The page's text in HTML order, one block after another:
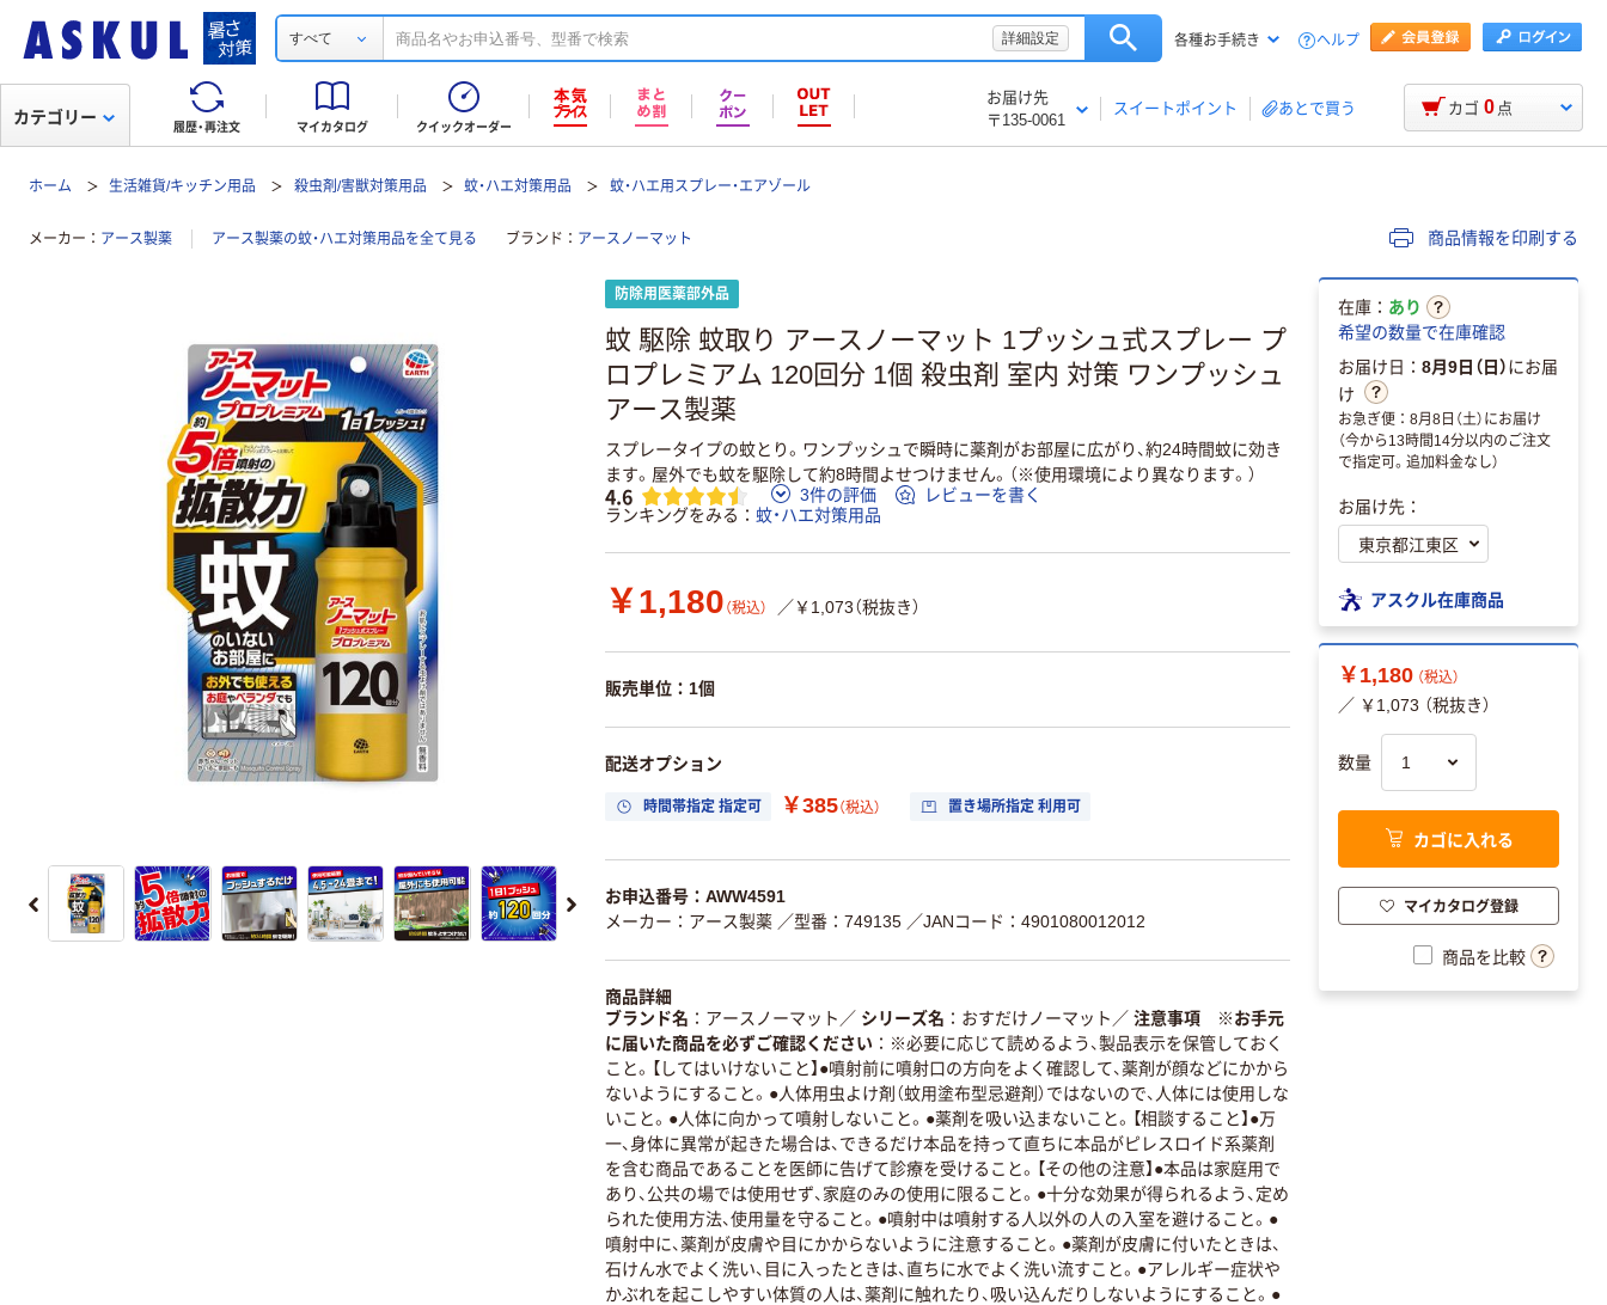
すべて 詳細設定 各種お手続き ヘルプ
履歴・再注文 マイカタログ クイックオーダー
お届け先
〒135-0061
スイートポイント あとで買う
カテゴリー カゴ 0 点
ホーム 生活雑貨/キッチン用品 殺虫剤/害獣対策用品 蚊・ハエ対策用品 蚊・ハエ用スプレー・エアゾール
メーカー アース製薬 アース製薬の蚊・ハエ対策用品を全て見る ブランド アースノーマット 商品情報を印刷する
防除用医薬部外品
蚊 駆除 蚊取り アースノーマット 1プッシュ式スプレー プ
ロプレミアム 120回分 1個 殺虫剤 室内 対策 ワンプッシュ
アース製薬
スプレータイプの蚊とり。ワンプッシュで瞬時に薬剤がお部屋に広がり、約24時間蚊に効き
ます。屋外でも蚊を駆除して約8時間よせつけません。（※使用環境により異なります。）
4.6 3件の評価
レビューを書く
ランキングをみる
蚊・ハエ対策用品
￥1,180 （税込） ／￥1,073（税抜き）
販売単位：1個
配送オプション
時間帯指定 指定可 ￥385（税込） 置き場所指定 利用可
お申込番号：AWW4591
メーカー：アース製薬 ／型番：749135 ／JANコード：4901080012012
商品詳細
ブランド名
アースノーマット ／ シリーズ名 おすだけノーマット ／ 注意事項 ※お手元
に届いた商品を必ずご確認ください
※必要に応じて読めるよう、製品表示を保管しておく
こと。【してはいけないこと】●噴射前に噴射口の方向をよく確認して、薬剤が顔などにかから
ないようにすること。●人体用虫よけ剤（蚊用塗布型忌避剤）ではないので、人体には使用しな
いこと。●人体に向かって噴射しないこと。●薬剤を吸い込まないこと。【相談すること】●万
一、身体に異常が起きた場合は、できるだけ本品を持って直ちに本品がピレスロイド系薬剤
を含む商品であることを医師に告げて診療を受けること。【その他の注意】●本品は家庭用で
あり、公共の場では使用せず、家庭のみの使用に限ること。●十分な効果が得られるよう、定め
られた使用方法、使用量を守ること。●噴射中は噴射する人以外の人の入室を避けること。●
噴射中に、薬剤が皮膚や目にかからないように注意すること。●薬剤が皮膚に付いたときは、
石けん水でよく洗い、目に入ったときは、直ちに水でよく洗い流すこと。●アレルギー症状や
かぶれを起こしやすい体質の人は、薬剤に触れたり、吸い込んだりしないようにすること。●
在庫： あり
希望の数量で在庫確認
お届け日： 8月9日（日）にお届
け
お急ぎ便：8月8日（土）にお届け
（今から13時間14分以内のご注文
で指定可。追加料金なし）
お届け先：
アスクル在庫商品
￥1,180 （税込）
／ ￥1,073 （税抜き）
数量
カゴに入れる
マイカタログ登録
商品を比較